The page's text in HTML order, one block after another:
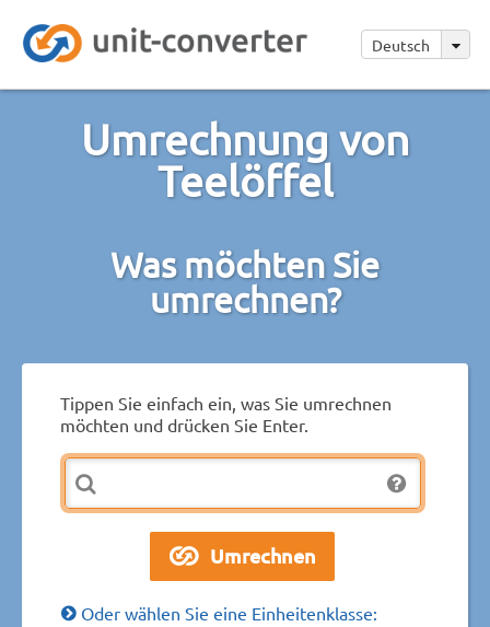
Deutsch
Umrechnung von
Teelöffel
Was möchten Sie
umrechnen?
Tippen Sie einfach ein, was Sie umrechnen
möchten und drücken Sie Enter.
Oder wählen Sie eine Einheitenklasse: